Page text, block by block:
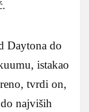
Daytona do
istakao
tvrdi on,
najviših